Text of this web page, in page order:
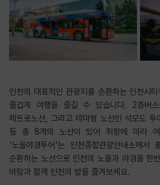
인천의 대표적인 관광지를 순환하는 인천시
즐겁게 여행을 즐길 수 있습니다. 2층버
레트로노선, 그리고 테마형 노선인 석모도 투
등 총 8개의 노선이 있어 취향에 따라
'노을야경투어'는 인천종합관광안내소에서
순환하는 노선으로 인천의 노을과 야경을 한
바람과 함께 인천의 밤을 즐겨보세요.